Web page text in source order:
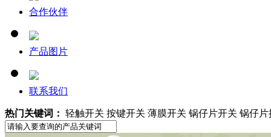
合作伙伴
产品图片
联系我们
热门关键词： 轻触开关 按键开关 薄膜开关 锅仔片开关 锅仔